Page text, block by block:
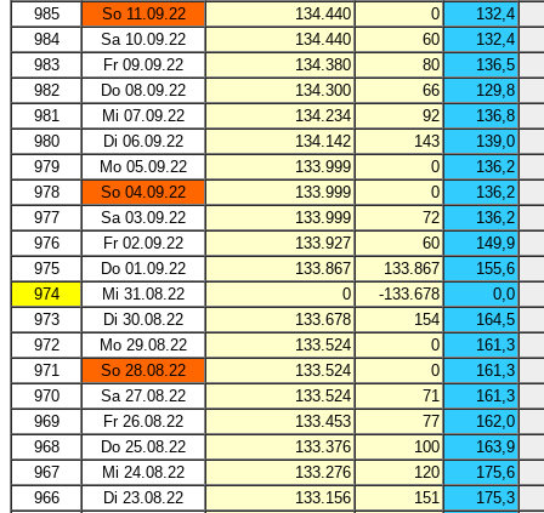
985 So 11.09.22 134.440 0
132,4
984
Sa 10.09.22 134.440 60
132,4
983
Fr 09.09.22 134.380 80
136,5
982
Do 08.09.22 134.300 66
129,8
981
Mi 07.09.22 134.234 92
136,8
980
Di 06.09.22 134.142 143
139,0
979
Mo 05.09.22 133.999 0
136,2
978
So 04.09.22 133.999 0
136,2
977
Sa 03.09.22 133.999 72
136,2
976
Fr 02.09.22 133.927 60
149,9
975
Do 01.09.22 133.867 133.867
155,6
974
Mi 31.08.22 0 -133.678
0,0
973
Di 30.08.22 133.678 154
164,5
972
Mo 29.08.22 133.524 0
161,3
971
So 28.08.22 133.524 0
161,3
970
Sa 27.08.22 133.524 71
161,3
969
Fr 26.08.22 133.453 77
162,0
968
Do 25.08.22 133.376 100
163,9
967
Mi 24.08.22 133.276 120
175,6
966
Di 23.08.22 133.156 151
175,3